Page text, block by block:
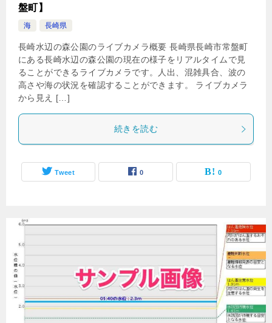
盤町】
海 長崎県
長崎水辺の森公園のライブカメラ概要 長崎県長崎市常盤町
にある長崎水辺の森公園の現在の様子をリアルタイムで見
ることができるライブカメラです。人出、混雑具合、波の
高さや海の状況を確認することができます。 ライブカメラ
から見え […]
続きを読む
Tweet 0 0